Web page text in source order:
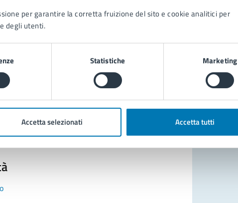
per garantire la corretta fruizione del sito e cookie analitici per
degli utenti.
Statistiche Marketing
Accetta selezionati Accetta tutti